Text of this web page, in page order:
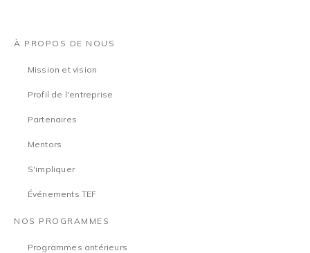
À PROPOS DE NOUS
Mission et vision
Profil de l'entreprise
Partenaires
Mentors
S'impliquer
Événements TEF
NOS PROGRAMMES
Programmes antérieurs